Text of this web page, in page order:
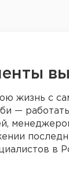
жизнь с
—
в